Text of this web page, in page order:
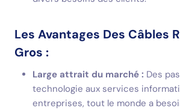
Les Avantages Des Câbles
Gros :
Large attrait du marché : Des
technologie aux services
entreprises, tout le monde a